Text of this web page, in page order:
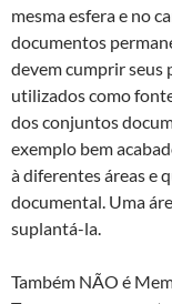
mesma esfera e no
documentos
devem cumprir seus
utilizados como
dos conjuntos
exemplo bem
à diferentes áreas e
documental. Uma
suplantá-la.
Também NÃO é